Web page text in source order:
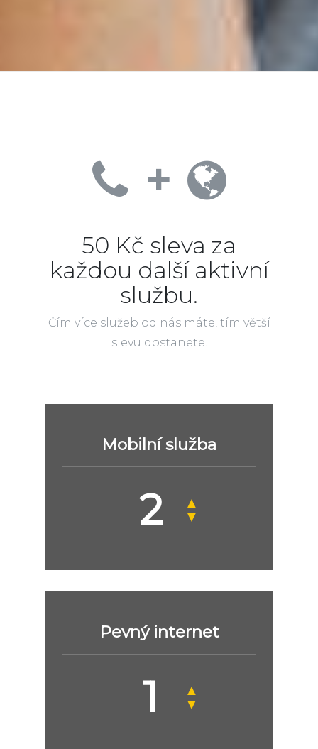
+
50 Kč sleva za
každou další aktivní
službu.
Čím více služeb od nás máte, tím větší
slevu dostanete.
Mobilní služba
▲
▼
Pevný internet
▲
▼